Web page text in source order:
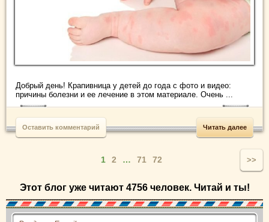
Добрый день! Крапивница у детей до года с фото и видео:
причины болезни и ее лечение в этом материале. Очень ...
Читать далее
Оставить комментарий
1 2 … 71 72 >>
Этот блог уже читают 4756 человек. Читай и ты!